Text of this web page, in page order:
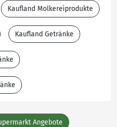
Kaufland Molkereiprodukte
Kaufland Getränke
Angebote